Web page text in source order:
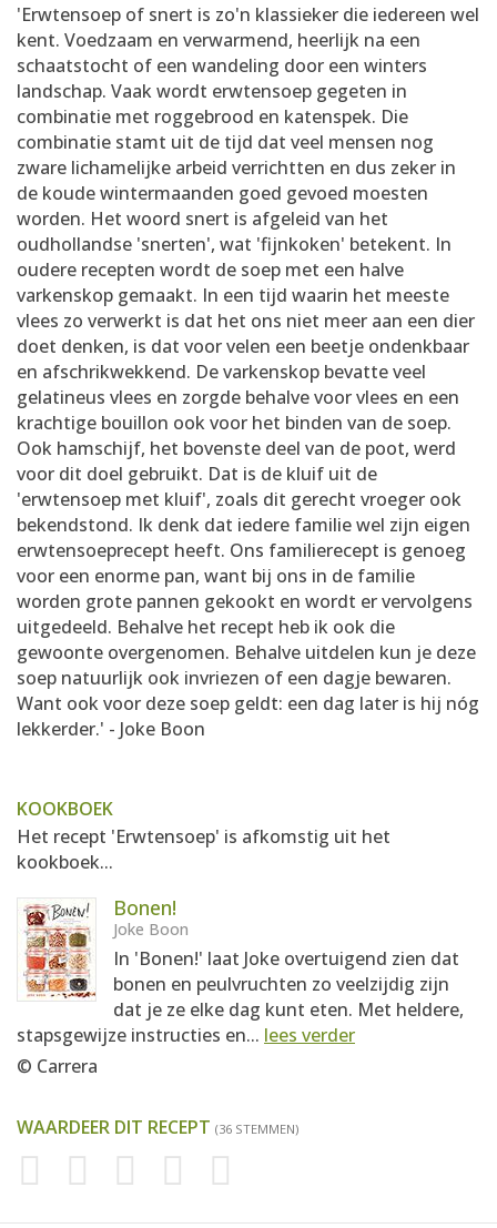
'Erwtensoep of snert is zo'n klassieker die iedereen wel
kent. Voedzaam en verwarmend, heerlijk na een
schaatstocht of een wandeling door een winters
landschap. Vaak wordt erwtensoep gegeten in
combinatie met roggebrood en katenspek. Die
combinatie stamt uit de tijd dat veel mensen nog
zware lichamelijke arbeid verrichtten en dus zeker in
de koude wintermaanden goed gevoed moesten
worden. Het woord snert is afgeleid van het
oudhollandse 'snerten', wat 'fijnkoken' betekent. In
oudere recepten wordt de soep met een halve
varkenskop gemaakt. In een tijd waarin het meeste
vlees zo verwerkt is dat het ons niet meer aan een dier
doet denken, is dat voor velen een beetje ondenkbaar
en afschrikwekkend. De varkenskop bevatte veel
gelatineus vlees en zorgde behalve voor vlees en een
krachtige bouillon ook voor het binden van de soep.
Ook hamschijf, het bovenste deel van de poot, werd
voor dit doel gebruikt. Dat is de kluif uit de
'erwtensoep met kluif', zoals dit gerecht vroeger ook
bekendstond. Ik denk dat iedere familie wel zijn eigen
erwtensoeprecept heeft. Ons familierecept is genoeg
voor een enorme pan, want bij ons in de familie
worden grote pannen gekookt en wordt er vervolgens
uitgedeeld. Behalve het recept heb ik ook die
gewoonte overgenomen. Behalve uitdelen kun je deze
soep natuurlijk ook invriezen of een dagje bewaren.
Want ook voor deze soep geldt: een dag later is hij nóg
lekkerder.' - Joke Boon
KOOKBOEK
Het recept 'Erwtensoep' is afkomstig uit het
kookboek...
Bonen!
Joke Boon
In 'Bonen!' laat Joke overtuigend zien dat
bonen en peulvruchten zo veelzijdig zijn
dat je ze elke dag kunt eten. Met heldere,
stapsgewijze instructies en... lees verder
© Carrera
WAARDEER DIT RECEPT (36 STEMMEN)